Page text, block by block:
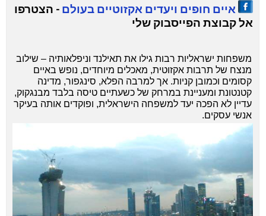
איים חופים ויעדים אקזוטיים בעולם - הצטרפו
אל קבוצת הפייסבוק שלי
משפחות ישראליות רבות גילו את תאילנד וניפלאותיה – שילוב
מנצח של תרבות אקזוטית, מאכלים מיוחדים, נופש באיים
קסומים וכמובן קניות. אך למרבה הפלא, סינגפור, מדינה
קטנטונת ומעניינת במרחק של כשעתיים טיסה בלבד מבנגקוק,
עדיין לא הפכה יעד למשפחה הישראלית, ופוקדים אותה בעיקר
אנשי עסקים.